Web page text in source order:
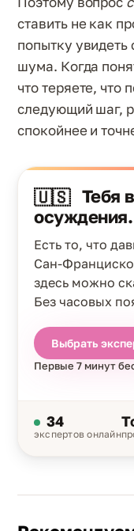
ставить не как
попытку увидеть
шума. Когда
что теряете, что
следующий шаг,
спокойнее и
🇺🇸 Тебя
осуждения.
Есть то, что
Сан-
здесь можно
Без часовых
Выбрать
Первые 7 минут
34
экспертов онлайн